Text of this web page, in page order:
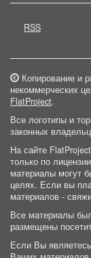
RSS
Копирование и
некоммерческих
FlatProject.
Все логотипы и
законных
На сайте
только по лицензии
материалы могут
целях. Если вы
материалов -
Все материалы
размещены
Если Вы